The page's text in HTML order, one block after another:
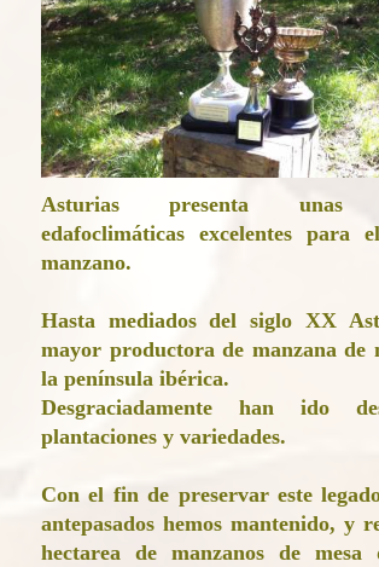
Asturias presenta unas
edafoclimáticas excelentes para
manzano.
Hasta mediados del siglo XX
mayor productora de manzana de
la península ibérica.
Desgraciadamente han ido
plantaciones y variedades.
Con el fin de preservar este
antepasados hemos mantenido, y
hectarea de manzanos de